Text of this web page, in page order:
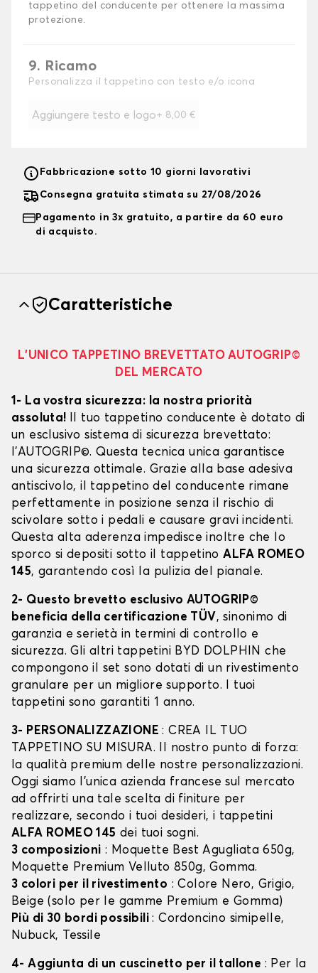
tappetino del conducente per ottenere la massima
protezione.
9. Ricamo
Personalizza il tappetino con testo e/o icona
Aggiungere testo e logo+ 8,00 €
Fabbricazione sotto 10 giorni lavorativi
Consegna gratuita stimata su 27/08/2026
Pagamento in 3x gratuito, a partire da 60 euro
di acquisto.
Caratteristiche
L’UNICO TAPPETINO BREVETTATO AUTOGRIP©
DEL MERCATO
1- La vostra sicurezza: la nostra priorità
assoluta! Il tuo tappetino conducente è dotato di
un esclusivo sistema di sicurezza brevettato:
l’AUTOGRIP©. Questa tecnica unica garantisce
una sicurezza ottimale. Grazie alla base adesiva
antiscivolo, il tappetino del conducente rimane
perfettamente in posizione senza il rischio di
scivolare sotto i pedali e causare gravi incidenti.
Questa alta aderenza impedisce inoltre che lo
sporco si depositi sotto il tappetinoALFA ROMEO
145, garantendo così la pulizia del pianale.
2- Questo brevetto esclusivo AUTOGRIP©
beneficia della certificazione TÜV, sinonimo di
garanzia e serietà in termini di controllo e
sicurezza. Gli altri tappetini BYD DOLPHIN che
compongono il set sono dotati di un rivestimento
granulare per un migliore supporto. I tuoi
tappetini sono garantiti 1 anno.
3- PERSONALIZZAZIONE: CREA IL TUO
TAPPETINO SU MISURA. Il nostro punto di forza:
la qualità premium delle nostre personalizzazioni.
Oggi siamo l’unica azienda francese sul mercato
ad offrirti una tale scelta di finiture per
realizzare, secondo i tuoi desideri, i tappetini
ALFA ROMEO 145 dei tuoi sogni.
3 composizioni : Moquette Best Agugliata 650g,
Moquette Premium Velluto 850g, Gomma.
3 colori per il rivestimento : Colore Nero, Grigio,
Beige (solo per le gamme Premium e Gomma)
Più di 30 bordi possibili: Cordoncino simipelle,
Nubuck, Tessile
4- Aggiunta di un cuscinetto per il tallone : Per la